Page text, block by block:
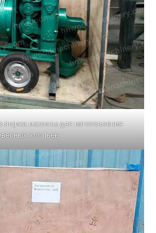
ящика машины для изготовления
хлопьев